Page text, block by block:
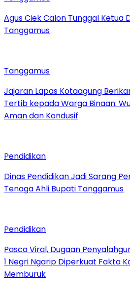
Agus Ciek Calon Tunggal Ketua
Tanggamus
Tanggamus
Jajaran Lapas Kotaagung
Tertib kepada Warga Binaan:
Aman dan Kondusif
Pendidikan
Dinas Pendidikan Jadi Sarang
Tenaga Ahli Bupati Tanggamus
Pendidikan
Pasca Viral, Dugaan
1 Negri Ngarip Diperkuat Fakta
Memburuk